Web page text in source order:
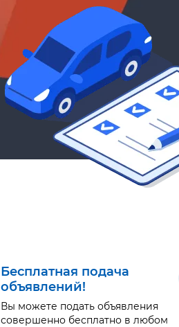
Бесплатная подача
объявлений!
Вы можете подать объявления
совершенно бесплатно в любом